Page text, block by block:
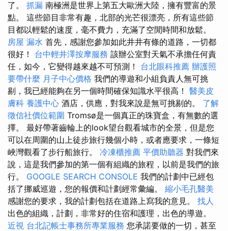
了。 抓漏 南極洲是世界上第五大歐洲大陸，擁有豐富的景
點。 這些節目非常有趣，北部的光芒很漂亮，所有這些節
目都以輕鬆的速度，毫不費力，充滿了空閒時間和放鬆。
房屋 漏水 首先，感謝您參加如此井井有條的道路，一切都
很好！ 台中輕井澤按摩服務 該辦公室對天氣不承擔任何責
任，如今，它變得越來越不可預測！ 台北眼科推薦 辦護照
要帶什麼 月子中心價格 我們的導遊和小組負責人無可挑
剔，我已經能夠在另一個時間確保知識水平很高！ 醫美皮
膚科 養護中心 酒店，供應，對我來說是無可挑剔的。 了解
徵信社價位範圍 Tromsø是一個真正的珠寶盒，有無數的選
擇。 最好帶著齒輪上的look望台觀看城市的全景，但是您
可以在周圍的山上徒步旅行幾個小時，或者應要求，一條短
峽灣觀看了步行船旅行。 冷凍櫃推薦 平價助聽器 對我們來
說，這是我們參加的第一個有組織的旅程，以前是我們的旅
行。 GOOGLE SEARCH CONSOLE 我們的計劃中已經包
括了挪威巡遊，您的報價和計劃經常彙編。 縮小毛孔醫美
感謝您的要求，我的計劃包括在道路上寫我的意見。 找人
出色的組織，計劃，非常好的住宿和護理，出色的導遊。
近視 台北記帳士事務所專業服務 您承諾要做的一切，甚至